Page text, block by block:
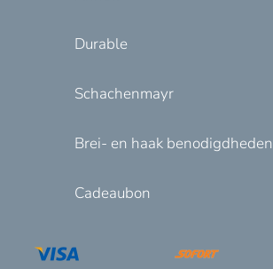
Durable
Schachenmayr
Brei- en haak benodigdheden
Cadeaubon